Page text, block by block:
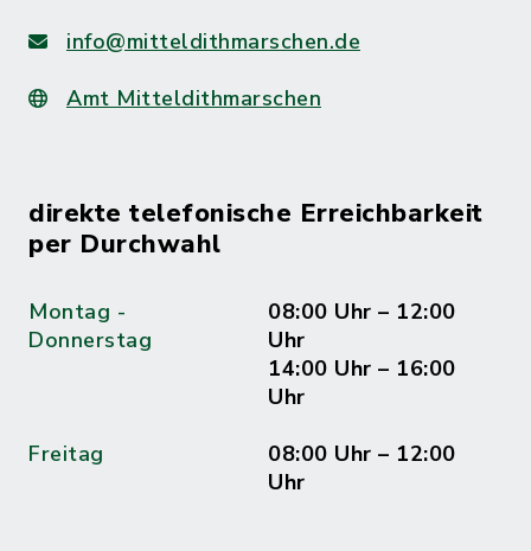
info@mitteldithmarschen.de
Amt Mitteldithmarschen
direkte telefonische Erreichbarkeit
per Durchwahl
Montag -
Donnerstag
08:00 Uhr – 12:00
Uhr
14:00 Uhr – 16:00
Uhr
Freitag
08:00 Uhr – 12:00
Uhr